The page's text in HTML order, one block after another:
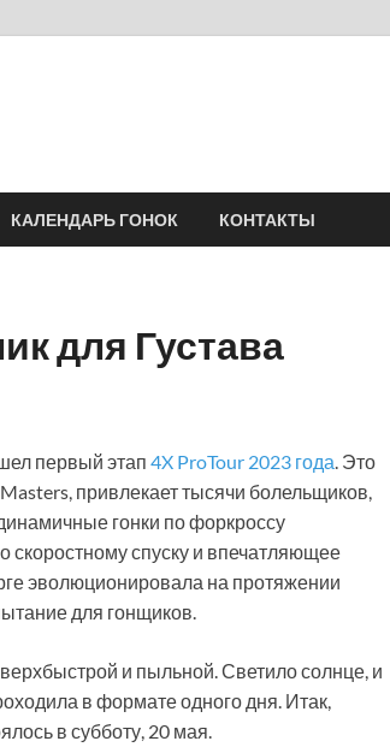
КАЛЕНДАРЬ ГОНОК КОНТАКТЫ
для Густава
первый этап 4X ProTour 2023 года. Это
привлекает тысячи болельщиков,
гонки по форкроссу
скоростному спуску и впечатляющее
эволюционировала на протяжении
для гонщиков.
и пыльной. Светило солнце, и
в формате одного дня. Итак,
в субботу, 20 мая.